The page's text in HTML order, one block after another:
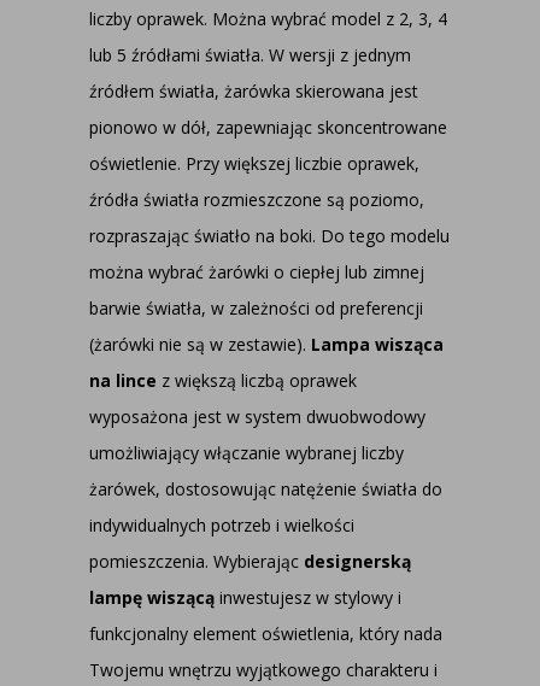
liczby oprawek. Można wybrać model z 2, 3, 4
lub 5 źródłami światła. W wersji z jednym
źródłem światła, żarówka skierowana jest
pionowo w dół, zapewniając skoncentrowane
oświetlenie. Przy większej liczbie oprawek,
źródła światła rozmieszczone są poziomo,
rozpraszając światło na boki. Do tego modelu
można wybrać żarówki o ciepłej lub zimnej
barwie światła, w zależności od preferencji
(żarówki nie są w zestawie). Lampa wisząca
na lince z większą liczbą oprawek
wyposażona jest w system dwuobwodowy
umożliwiający włączanie wybranej liczby
żarówek, dostosowując natężenie światła do
indywidualnych potrzeb i wielkości
pomieszczenia. Wybierając designerską
lampę wiszącą inwestujesz w stylowy i
funkcjonalny element oświetlenia, który nada
Twojemu wnętrzu wyjątkowego charakteru i